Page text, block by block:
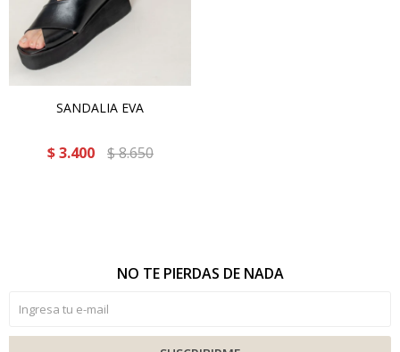
SANDALIA EVA
$ 3.400 $8.650
NO TE PIERDAS DE NADA